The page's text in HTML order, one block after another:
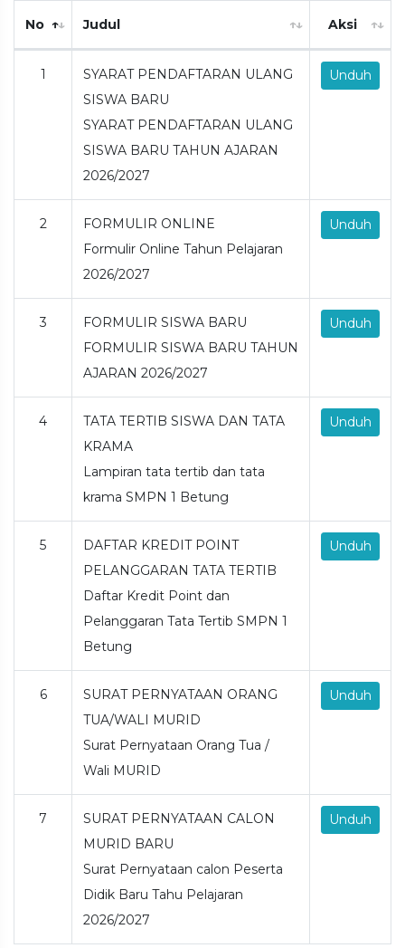
No Judul Aksi
1
SYARAT PENDAFTARAN ULANG
SISWA BARU
SYARAT PENDAFTARAN ULANG
SISWA BARU TAHUN AJARAN
2026/2027
Unduh
2
FORMULIR ONLINE
Formulir Online Tahun Pelajaran
2026/2027
Unduh
3
FORMULIR SISWA BARU
FORMULIR SISWA BARU TAHUN
AJARAN 2026/2027
Unduh
4
TATA TERTIB SISWA DAN TATA
KRAMA
Lampiran tata tertib dan tata
krama SMPN 1 Betung
Unduh
5
DAFTAR KREDIT POINT
PELANGGARAN TATA TERTIB
Daftar Kredit Point dan
Pelanggaran Tata Tertib SMPN 1
Betung
Unduh
6
SURAT PERNYATAAN ORANG
TUA/WALI MURID
Surat Pernyataan Orang Tua /
Wali MURID
Unduh
7
SURAT PERNYATAAN CALON
MURID BARU
Surat Pernyataan calon Peserta
Didik Baru Tahu Pelajaran
2026/2027
Unduh